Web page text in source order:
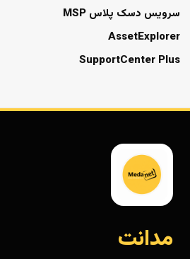
سرویس دسک پلاس MSP
AssetExplorer
SupportCenter Plus
مدانت